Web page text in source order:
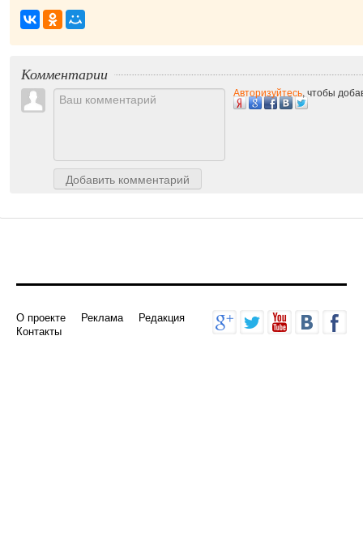
Комментарии
Добавить комментарий
Авторизуйтесь, чтобы
О проекте Реклама
Редакция
Контакты